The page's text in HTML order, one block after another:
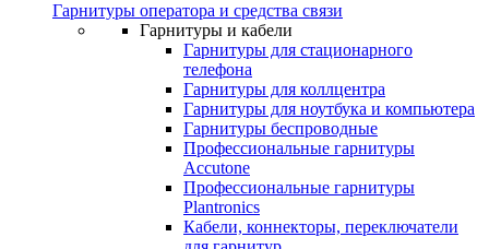
Гарнитуры оператора и средства связи
Гарнитуры и кабели
Гарнитуры для стационарного
телефона
Гарнитуры для коллцентра
Гарнитуры для ноутбука и компьютера
Гарнитуры беспроводные
Профессиональные гарнитуры
Accutone
Профессиональные гарнитуры
Plantronics
Кабели, коннекторы, переключатели